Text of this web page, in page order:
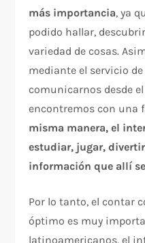
más importancia, ya
podido hallar,
variedad de cosas.
mediante el servicio
comunicarnos desde
encontremos con una
misma manera, el
estudiar, jugar,
información que allí
Por lo tanto, el contar
óptimo es muy
latinoamericanos, el